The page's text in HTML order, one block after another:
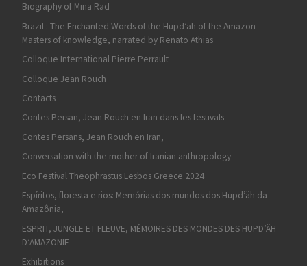
Biography of Mina Rad
Brazil : The Enchanted Words of the Hupd’äh of the Amazon –
Masters of knowledge, narrated by Renato Athias
Colloque International Pierre Perrault
Colloque Jean Rouch
Contacts
Contes Persan, Jean Rouch en Iran dans les festivals
Contes Persans, Jean Rouch en Iran,
Conversation with the mother of Iranian anthropology
Eco Festival Theophrastus Lesbos Greece 2024
Espíritos, floresta e rios: Memórias dos mundos dos Hupd’äh da
Amazônia,
ESPRIT, JUNGLE ET FLEUVE, MÉMOIRES DES MONDES DES HUPD’ÄH
D’AMAZONIE
Exhibitions